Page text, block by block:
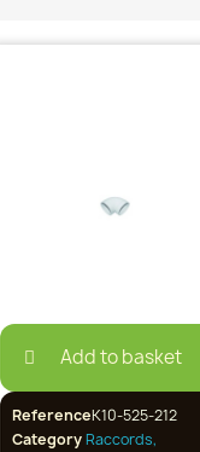
Add to basket
ReferenceK10-525-212
CategoryRaccords,